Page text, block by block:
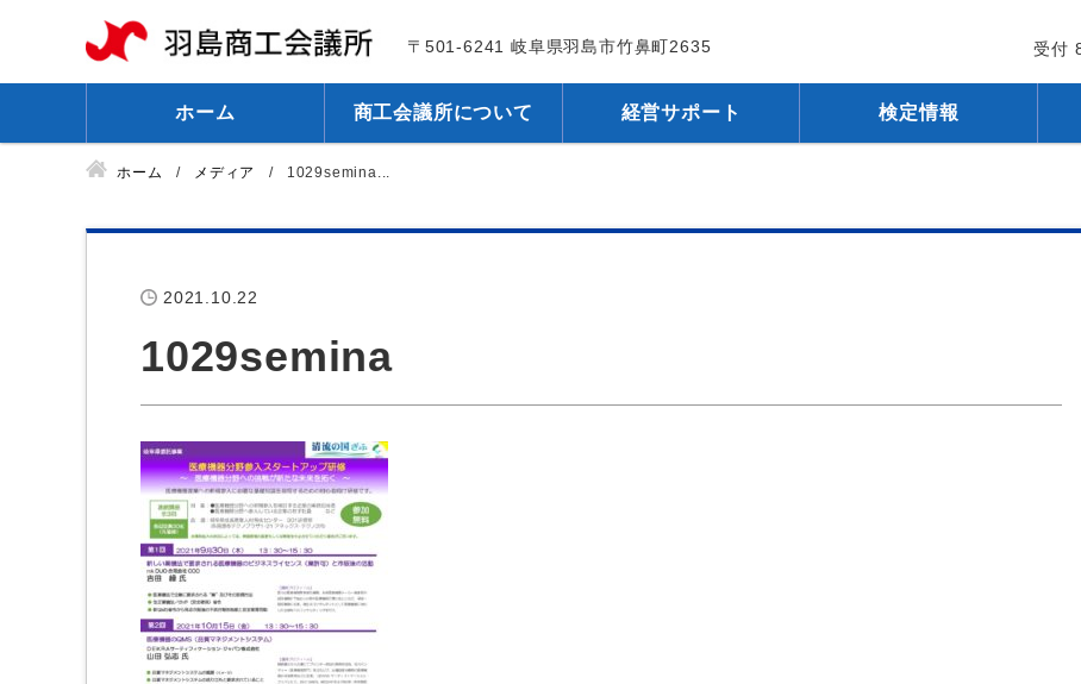
〒501-6241 岐阜県羽島市竹鼻町2635 受付
ホーム 商工会議所について 経営サポート 検定情報
ホーム メディア 1029semina...
2021.10.22
1029semina